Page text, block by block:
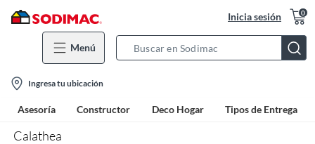
Inicia sesión 0
Menú
Bar
location-
icon
Ingresa tu ubicación
Asesoría Constructor Deco Hogar Tipos de Entrega
Calathea